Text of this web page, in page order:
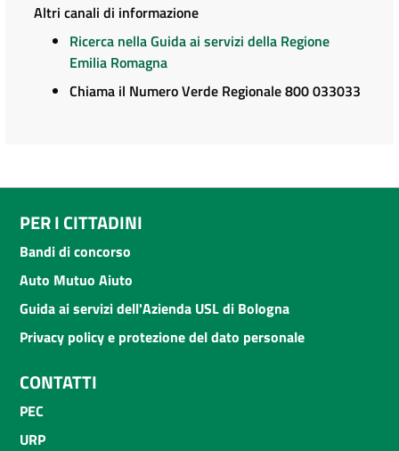
Altri canali di informazione
Ricerca nella Guida ai servizi della Regione
Emilia Romagna
Chiama il Numero Verde Regionale 800 033033
PER I CITTADINI
Bandi di concorso
Auto Mutuo Aiuto
Guida ai servizi dell'Azienda USL di Bologna
Privacy policy e protezione del dato personale
CONTATTI
PEC
URP